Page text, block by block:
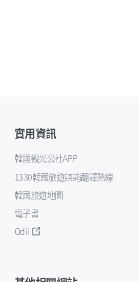
實用資訊
韓國觀光公社APP
1330韓國旅遊諮詢翻譯熱線
韓國旅遊地圖
電子書
Odii